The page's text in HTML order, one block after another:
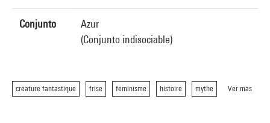
Conjunto
Azur
(Conjunto indisociable)
créature fantastique frise féminisme histoire mythe Ver más